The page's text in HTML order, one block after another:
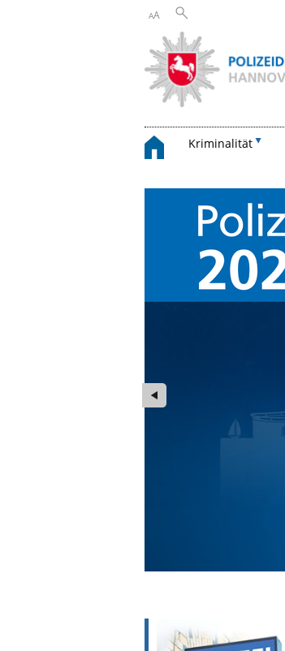
AA
Kriminalität